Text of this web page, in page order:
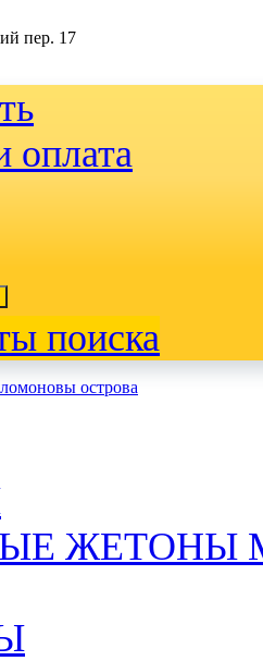
пер. 17
оплата
поиска
острова
ЖЕТОНЫ